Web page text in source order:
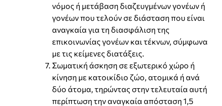
νόμος ή μετάβαση διαζευγμένων γονέων ή
γονέων που τελούν σε διάσταση που είναι
αναγκαία για τη διασφάλιση της
επικοινωνίας γονέων και τέκνων, σύμφωνα
με τις κείμενες διατάξεις.
Σωματική άσκηση σε εξωτερικό χώρο ή
κίνηση με κατοικίδιο ζώο, ατομικά ή ανά
δύο άτομα, τηρώντας στην τελευταία αυτή
περίπτωση την αναγκαία απόσταση 1,5